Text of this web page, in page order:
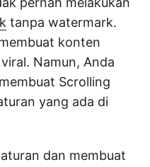
tanpa watermark.
konten
Namun, Anda
Scrolling
yang ada di
dan membuat